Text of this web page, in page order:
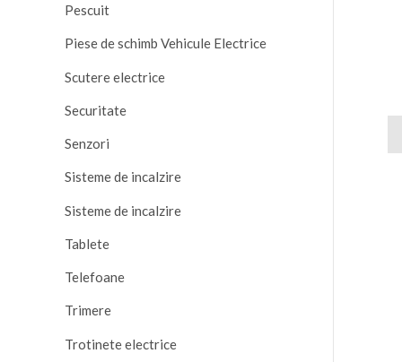
Pescuit
Piese de schimb Vehicule Electrice
Scutere electrice
Securitate
Senzori
Sisteme de incalzire
Sisteme de incalzire
Tablete
Telefoane
Trimere
Trotinete electrice